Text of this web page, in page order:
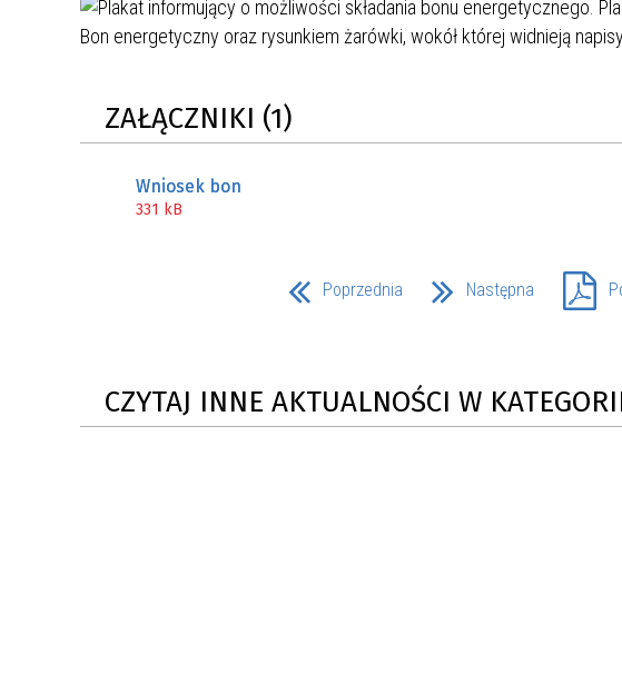
ZAŁĄCZNIKI (1)
Wniosek bon
331 kB
Poprzednia Następna
CZYTAJ INNE AKTUALNOŚCI W